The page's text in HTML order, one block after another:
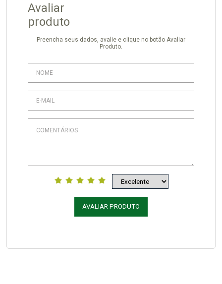
Avaliar
produto
Preencha seus dados, avalie e clique no botão Avaliar
Produto.
AVALIAR PRODUTO